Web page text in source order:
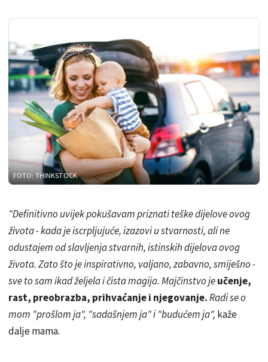
FOTO: THINKSTOCK
"Definitivno uvijek pokušavam priznati teške dijelove ovog
života - kada je iscrpljujuće, izazovi u stvarnosti, ali ne
odustajem od slavljenja stvarnih, istinskih dijelova ovog
života. Zato što je inspirativno, valjano, zabavno, smiješno -
sve to sam ikad željela i čista magija. Majčinstvo jeučenje,
rast, preobrazba, prihvaćanje i njegovanje.Radi se o
mom "prošlom ja", "sadašnjem ja" i "budućem ja", kaže
dalje mama.